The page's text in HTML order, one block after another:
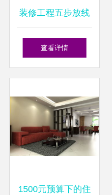
装修工程五步放线
法实例演示与家庭
查看详情
1500元预算下的住